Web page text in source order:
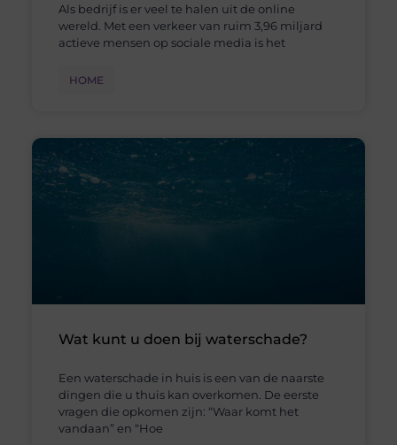
Als bedrijf is er veel te halen uit de online
wereld. Met een verkeer van ruim 3,96 miljard
actieve mensen op sociale media is het
HOME
Wat kunt u doen bij waterschade?
Een waterschade in huis is een van de naarste
dingen die u thuis kan overkomen. De eerste
vragen die opkomen zijn: “Waar komt het
vandaan” en “Hoe